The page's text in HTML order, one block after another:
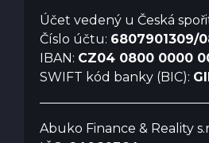
Účet vedený u Česká
Číslo účtu: 6807901309/
IBAN: CZ04 0800 0000
SWIFT kód banky (BIC):
Abuko Finance & Reality